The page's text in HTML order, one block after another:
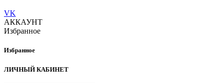
VK
АККАУНТ
Избранное
Избранное
ЛИЧНЫЙ КАБИНЕТ